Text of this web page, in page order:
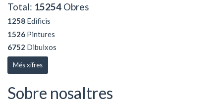
Total: 15254 Obres
1258 Edificis
1526 Pintures
6752 Dibuixos
Més xifres
Sobre nosaltres